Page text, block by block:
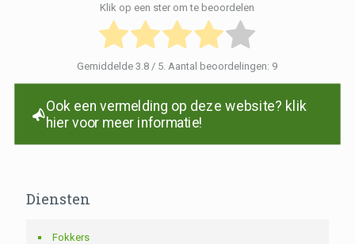
Klik op een ster om te beoordelen
Gemiddelde3.8 / 5. Aantal beoordelingen: 9
Ook een vermelding op deze website? klik
hier voor meer informatie!
Diensten
Fokkers